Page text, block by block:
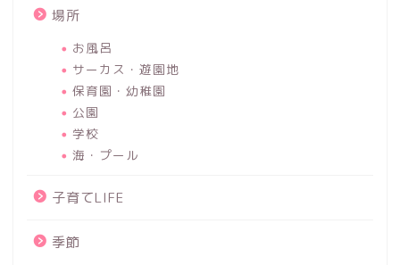
場所
お風呂
サーカス・遊園地
保育園・幼稚園
公園
学校
海・プール
子育てLIFE
季節